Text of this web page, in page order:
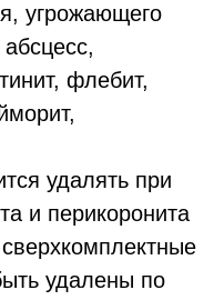
угрожающего
флебит,
удалять при
и перикоронита
удалены по